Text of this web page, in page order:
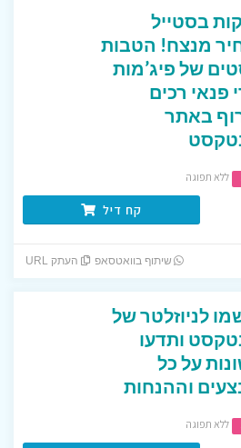
בסטייל
מנצח! הטבות
של פיג’מות
פנאי רכים
באתר
ללא תפוגה
קח דיל
שיתוף בוואטסאפ העתק URL
לניוזלטר של
ותדעו
על כל
וההנחות
ללא תפוגה